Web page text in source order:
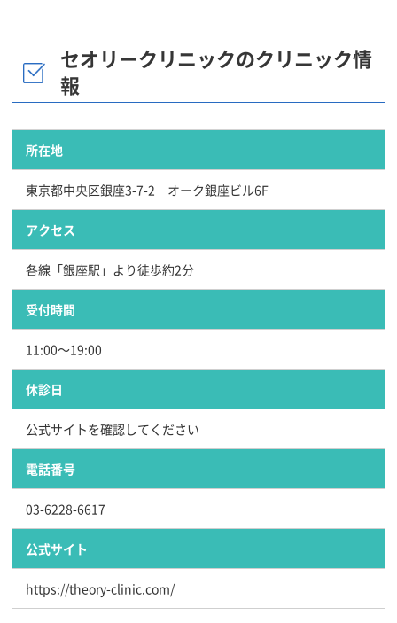
セオリークリニックのクリニック情
報
所在地
東京都中央区銀座3-7-2 オーク銀座ビル6F
アクセス
各線「銀座駅」より徒歩約2分
受付時間
11:00～19:00
休診日
公式サイトを確認してください
電話番号
03-6228-6617
公式サイト
https://theory-clinic.com/